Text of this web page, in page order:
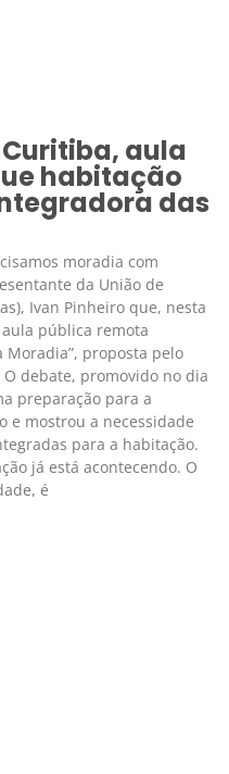
aula
habitação
das
moradia com
da União de
Ivan Pinheiro que, nesta
pública remota
Moradia”, proposta pelo
debate, promovido no dia
preparação para a
e mostrou a necessidade
para a habitação.
já está acontecendo. O
é